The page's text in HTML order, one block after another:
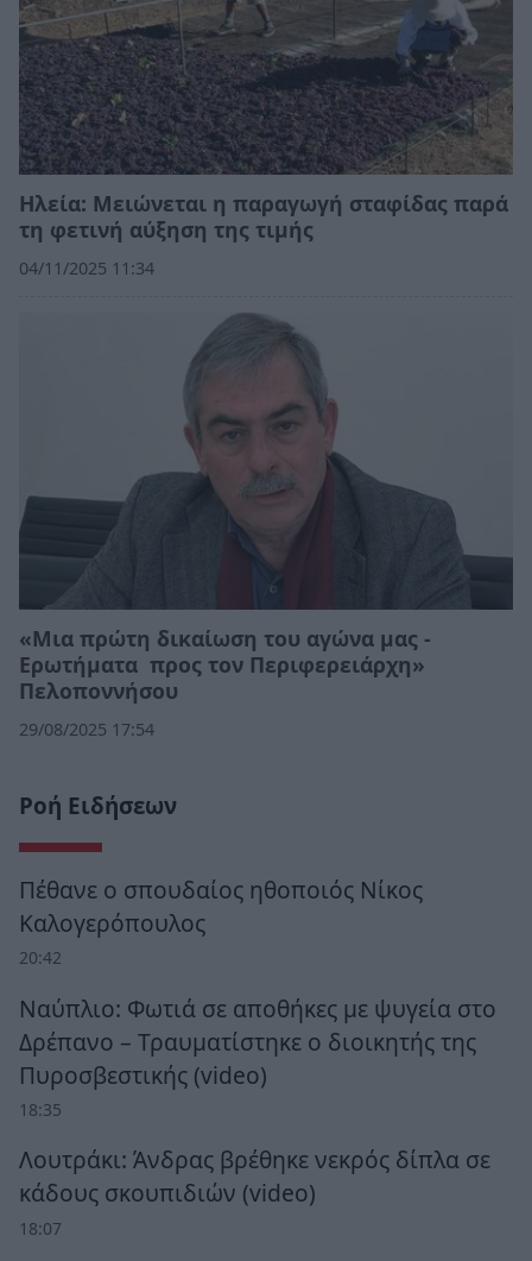
Ηλεία: Μειώνεται η παραγωγή σταφίδας παρά
τη φετινή αύξηση της τιμής
04/11/2025 11:34
«Μια πρώτη δικαίωση του αγώνα μας -
Ερωτήματα προς τον Περιφερειάρχη»
Πελοποννήσου
29/08/2025 17:54
Ροή Ειδήσεων
Πέθανε ο σπουδαίος ηθοποιός Νίκος
Καλογερόπουλος
20:42
Ναύπλιο: Φωτιά σε αποθήκες με ψυγεία στο
Δρέπανο – Τραυματίστηκε ο διοικητής της
Πυροσβεστικής (video)
18:35
Λουτράκι: Άνδρας βρέθηκε νεκρός δίπλα σε
κάδους σκουπιδιών (video)
18:07